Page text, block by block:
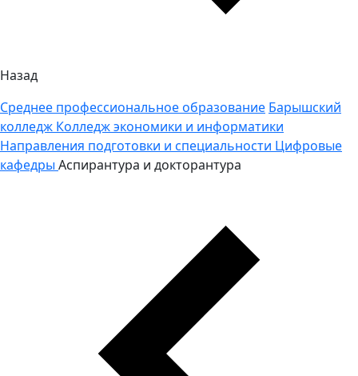
Назад
Среднее профессиональное образование Барышский
колледж Колледж экономики и информатики
Направления подготовки и специальности Цифровые
кафедры Аспирантура и докторантура